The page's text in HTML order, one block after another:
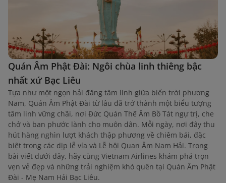
Quán Âm Phật Đài: Ngôi chùa linh thiêng bậc
nhất xứ Bạc Liêu
Tựa như một ngọn hải đăng tâm linh giữa biển trời phương
Nam, Quán Âm Phật Đài từ lâu đã trở thành một biểu tượng
tâm linh vững chãi, nơi Đức Quán Thế Âm Bồ Tát ngự trị, che
chở và ban phước lành cho muôn dân. Mỗi ngày, nơi đây thu
hút hàng nghìn lượt khách thập phương về chiêm bái, đặc
biệt trong các dịp lễ vía và Lễ hội Quan Âm Nam Hải. Trong
bài viết dưới đây, hãy cùng Vietnam Airlines khám phá trọn
vẹn vẻ đẹp và những trải nghiệm khó quên tại Quán Âm Phật
Đài - Mẹ Nam Hải Bạc Liêu.